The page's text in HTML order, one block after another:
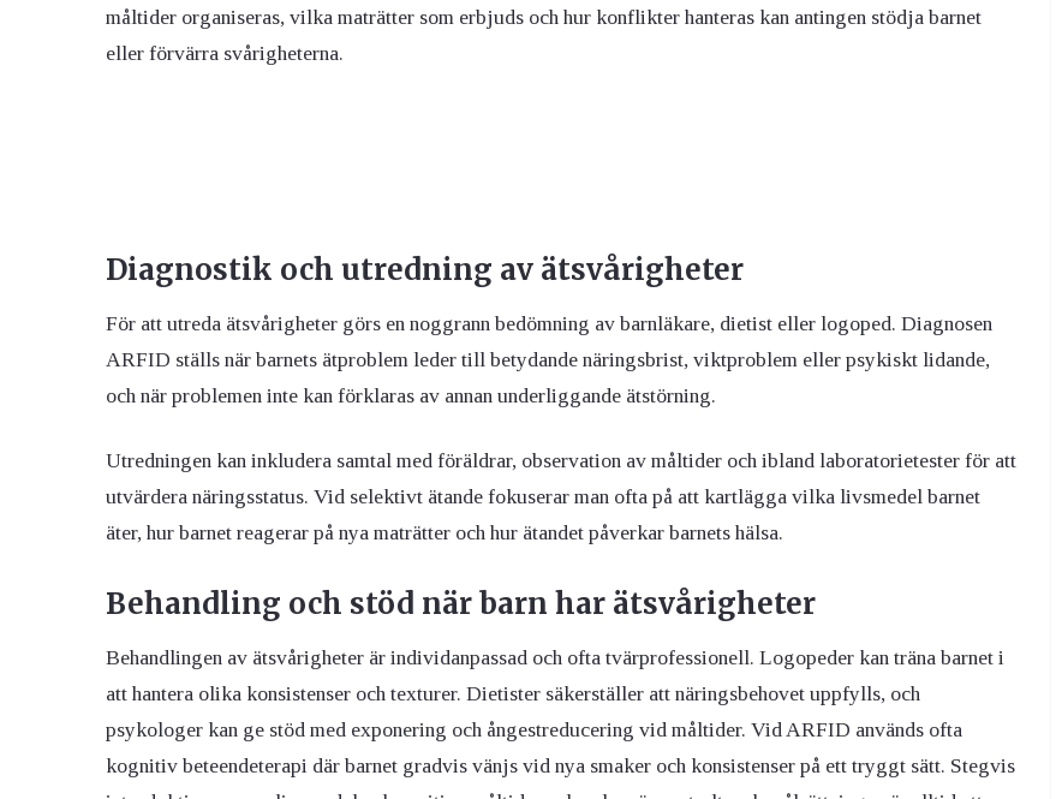
måltider organiseras, vilka maträtter som erbjuds och hur konflikter hanteras kan antingen stödja barnet
eller förvärra svårigheterna.
Diagnostik och utredning av ätsvårigheter
För att utreda ätsvårigheter görs en noggrann bedömning av barnläkare, dietist eller logoped. Diagnosen
ARFID ställs när barnets ätproblem leder till betydande näringsbrist, viktproblem eller psykiskt lidande,
och när problemen inte kan förklaras av annan underliggande ätstörning.
Utredningen kan inkludera samtal med föräldrar, observation av måltider och ibland laboratorietester för att
utvärdera näringsstatus. Vid selektivt ätande fokuserar man ofta på att kartlägga vilka livsmedel barnet
äter, hur barnet reagerar på nya maträtter och hur ätandet påverkar barnets hälsa.
Behandling och stöd när barn har ätsvårigheter
Behandlingen av ätsvårigheter är individanpassad och ofta tvärprofessionell. Logopeder kan träna barnet i
att hantera olika konsistenser och texturer. Dietister säkerställer att näringsbehovet uppfylls, och
psykologer kan ge stöd med exponering och ångestreducering vid måltider. Vid ARFID används ofta
kognitiv beteendeterapi där barnet gradvis vänjs vid nya smaker och konsistenser på ett tryggt sätt. Stegvis